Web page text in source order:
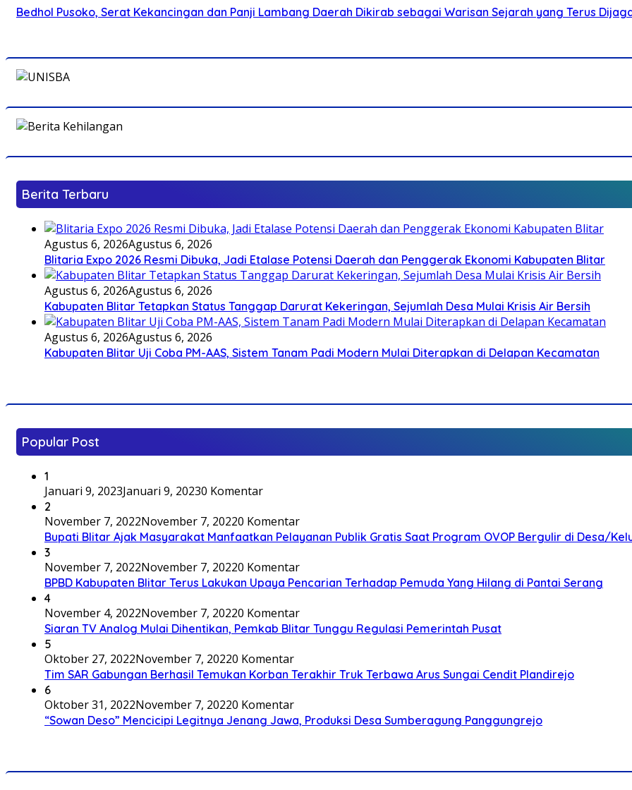
Bedhol Pusoko, Serat Kekancingan dan Panji Lambang Daerah Dikirab sebagai Warisan Sejarah yang Terus
Berita Terbaru
Agustus 6, 2026Agustus 6, 2026
Blitaria Expo 2026 Resmi Dibuka, Jadi Etalase Potensi Daerah dan Penggerak Ekonomi Kabupaten Blitar
Agustus 6, 2026Agustus 6, 2026
Kabupaten Blitar Tetapkan Status Tanggap Darurat Kekeringan, Sejumlah Desa Mulai Krisis Air Bersih
Agustus 6, 2026Agustus 6, 2026
Kabupaten Blitar Uji Coba PM-AAS, Sistem Tanam Padi Modern Mulai Diterapkan di Delapan Kecamatan
Popular Post
1
Januari 9, 2023Januari 9, 20230 Komentar
2
November 7, 2022November 7, 20220 Komentar
Bupati Blitar Ajak Masyarakat Manfaatkan Pelayanan Publik Gratis Saat Program OVOP Bergulir di Desa/
3
November 7, 2022November 7, 20220 Komentar
BPBD Kabupaten Blitar Terus Lakukan Upaya Pencarian Terhadap Pemuda Yang Hilang di Pantai Serang
4
November 4, 2022November 7, 20220 Komentar
Siaran TV Analog Mulai Dihentikan, Pemkab Blitar Tunggu Regulasi Pemerintah Pusat
5
Oktober 27, 2022November 7, 20220 Komentar
Tim SAR Gabungan Berhasil Temukan Korban Terakhir Truk Terbawa Arus Sungai Cendit Plandirejo
6
Oktober 31, 2022November 7, 20220 Komentar
“Sowan Deso” Mencicipi Legitnya Jenang Jawa, Produksi Desa Sumberagung Panggungrejo